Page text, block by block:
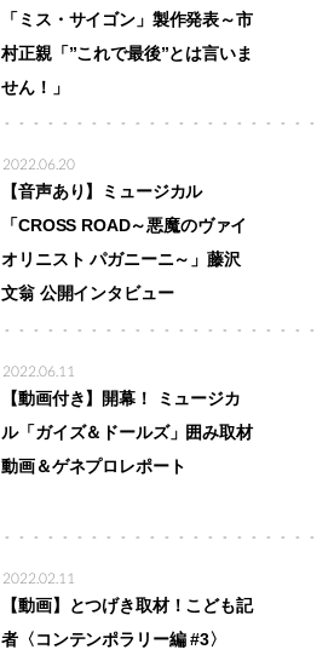
「ミス・サイゴン」製作発表～市
村正親「”これで最後”とは言いま
せん！」
2022.06.20
【音声あり】ミュージカル
「CROSS ROAD～悪魔のヴァイ
オリニスト パガニーニ～」藤沢
文翁 公開インタビュー
2022.06.11
【動画付き】開幕！ ミュージカ
ル「ガイズ＆ドールズ」囲み取材
動画＆ゲネプロレポート
2022.02.11
【動画】とつげき取材！こども記
者〈コンテンポラリー編 #3〉